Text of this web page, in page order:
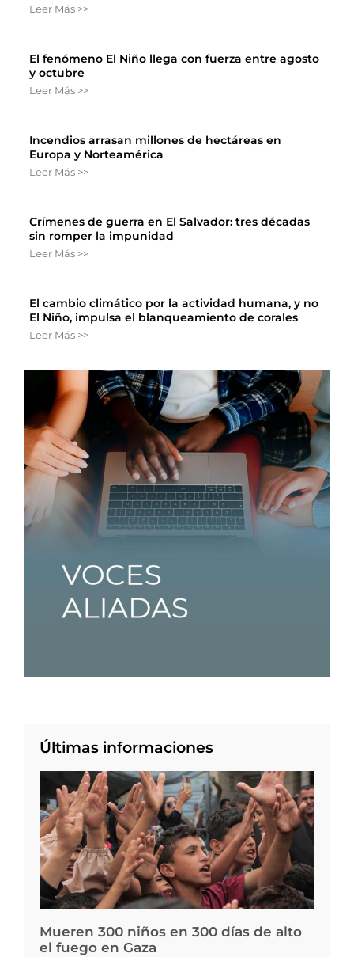
Leer Más >>
El fenómeno El Niño llega con fuerza entre agosto
y octubre
Leer Más >>
Incendios arrasan millones de hectáreas en
Europa y Norteamérica
Leer Más >>
Crímenes de guerra en El Salvador: tres décadas
sin romper la impunidad
Leer Más >>
El cambio climático por la actividad humana, y no
El Niño, impulsa el blanqueamiento de corales
Leer Más >>
Últimas informaciones
Mueren 300 niños en 300 días de alto
el fuego en Gaza